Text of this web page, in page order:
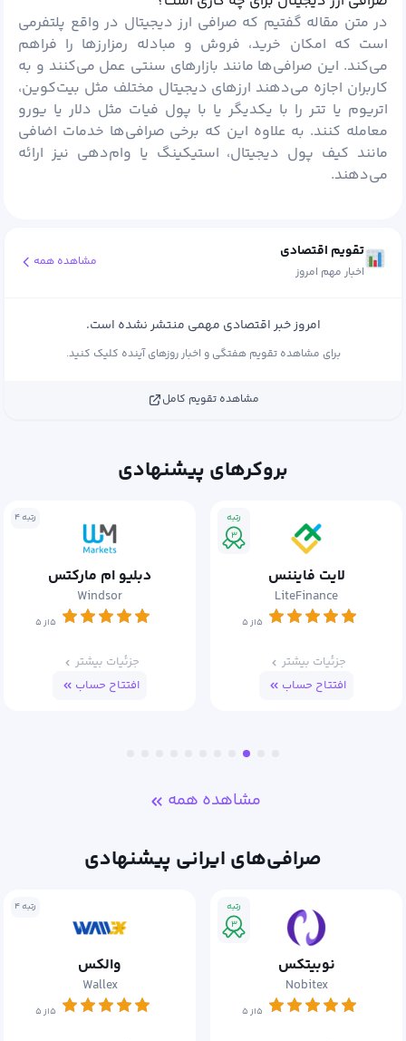
در متن مقاله گفتیم که صرافی ارز دیجیتال در واقع پلتفرمی
است که امکان خرید، فروش و مبادله رمزارزها را فراهم
می‌کند. این صرافی‌ها مانند بازارهای سنتی عمل می‌کنند و به
کاربران اجازه می‌دهند ارزهای دیجیتال مختلف مثل بیت‌کوین،
اتریوم یا تتر را با یکدیگر یا با پول فیات مثل دلار یا یورو
معامله کنند. به علاوه این که برخی صرافی‌ها خدمات اضافی
مانند کیف پول دیجیتال، استیکینگ یا وام‌دهی نیز ارائه
می‌دهند.
تقویم اقتصادی
اخبار مهم امروز
مشاهده همه
امروز خبر اقتصادی مهمی منتشر نشده است.
برای مشاهده تقویم هفتگی و اخبار روزهای آینده کلیک کنید.
مشاهده تقویم کامل
بروکرهای پیشنهادی
رتبه
۳
لایت فایننس
LiteFinance
۵از ۵
جزئیات بیشتر
افتتاح حساب
رتبه ۴
دبلیو ام مارکتس
Windsor
۵از ۵
جزئیات بیشتر
افتتاح حساب
مشاهده همه
صرافی‌های ایرانی پیشنهادی
رتبه
۳
نوبیتکس
Nobitex
۵از ۵
رتبه ۴
والکس
Wallex
۵از ۵